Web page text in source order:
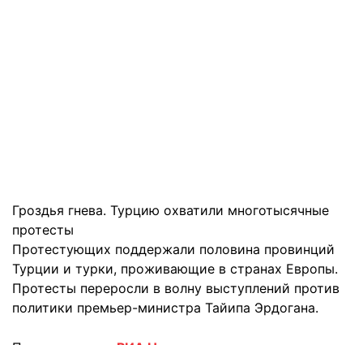
Гроздья гнева. Турцию охватили многотысячные
протесты
Протестующих поддержали половина провинций
Турции и турки, проживающие в странах Европы.
Протесты переросли в волну выступлений против
политики премьер-министра Тайипа Эрдогана.